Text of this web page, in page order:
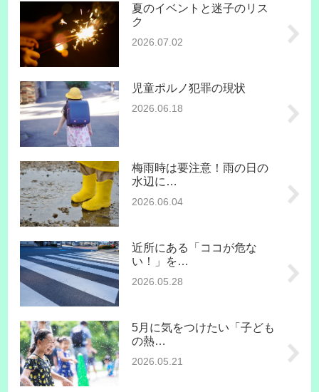
夏のイベントと迷子のリス
ク
2026.07.02
児童ポルノ犯罪の現状
2026.06.18
梅雨時は要注意！雨の日の
水辺に…
2026.06.04
近所にある「ココが危な
い！」を…
2026.05.28
5月に気をつけたい「子ども
の熱…
2026.05.21